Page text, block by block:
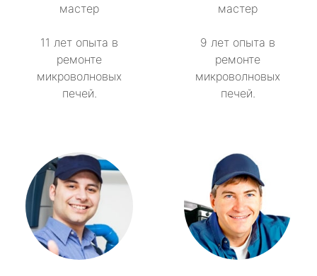
мастер
11 лет опыта в
ремонте
микроволновых
печей.
мастер
9 лет опыта в
ремонте
микроволновых
печей.